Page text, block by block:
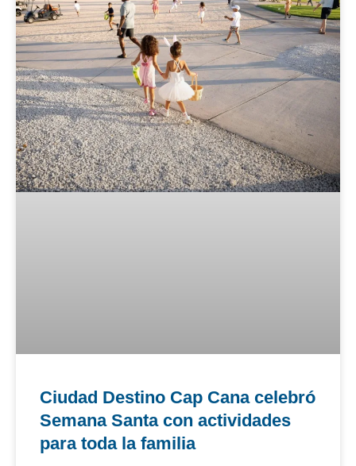
Ciudad Destino Cap Cana celebró
Semana Santa con actividades
para toda la familia